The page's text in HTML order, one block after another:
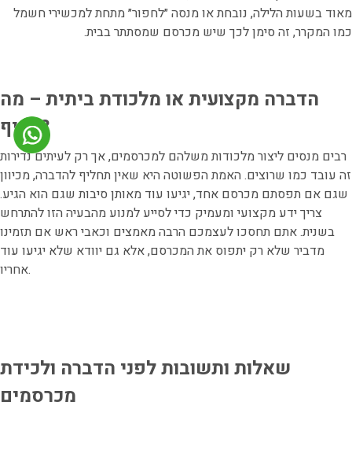
מאוד בשעות הלילה, נובחת או מנסה ״לחפור״ מתחת למכשירי חשמל
כמו המקרר, זה סימן לכך שיש מכרסם שמסתתר בבית.
הדברה מקצועית או מלכודת ביתית – מה
עדיף?
רבים מנסים ליצור מלכודות משלהם למכרסמים, אך רק לעיתים נדירות
זה עובד כמו שרוצים. האמת הפשוטה היא שאין תחליף להדברה, מכיוון
שגם אם תפסתם מכרסם אחד, יגיעו עוד מאותן סיבות שגם הוא הגיע.
צריך ידע מקצועי ומעמיק כדי לסייע למנוע מהבעיה הזו להתרחש
בשנית. אתם תחסכו לעצמכם הרבה מאמצים וכאבי ראש אם תזמינו
מדביר שלא רק יתפוס את המכרסם, אלא גם יוודא שלא יגיעו עוד
אחריו.
שאלות ותשובות לפני הדברה ולכידת
מכרסמים